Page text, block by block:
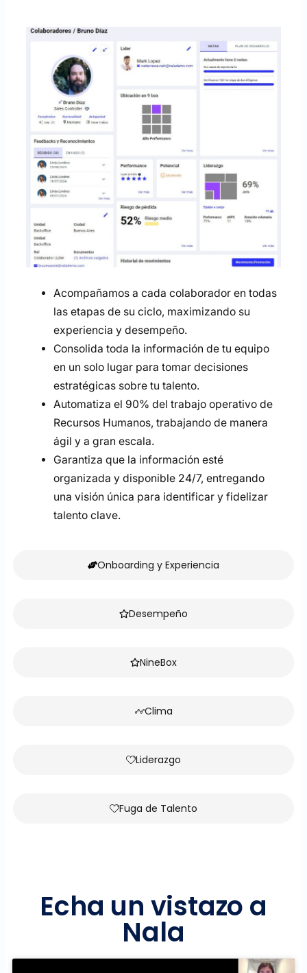
Acompañamos a cada colaborador en todas
las etapas de su ciclo, maximizando su
experiencia y desempeño.
Consolida toda la información de tu equipo
en un solo lugar para tomar decisiones
estratégicas sobre tu talento.
Automatiza el 90% del trabajo operativo de
Recursos Humanos, trabajando de manera
ágil y a gran escala.
Garantiza que la información esté
organizada y disponible 24/7, entregando
una visión única para identificar y fidelizar
talento clave.
Onboarding y Experiencia
Desempeño
NineBox
Clima
Liderazgo
Fuga de Talento
Echa un vistazo a
Nala